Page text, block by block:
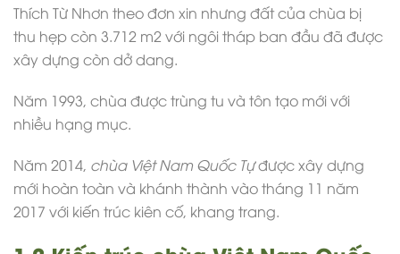
Thích Từ Nhơn theo đơn xin nhưng đất của chùa bị
thu hẹp còn 3.712 m2 với ngôi tháp ban đầu đã được
xây dựng còn dở dang.
Năm 1993, chùa được trùng tu và tôn tạo mới với
nhiều hạng mục.
Năm 2014, chùa Việt Nam Quốc Tựđược xây dựng
mới hoàn toàn và khánh thành vào tháng 11 năm
2017 với kiến trúc kiên cố, khang trang.